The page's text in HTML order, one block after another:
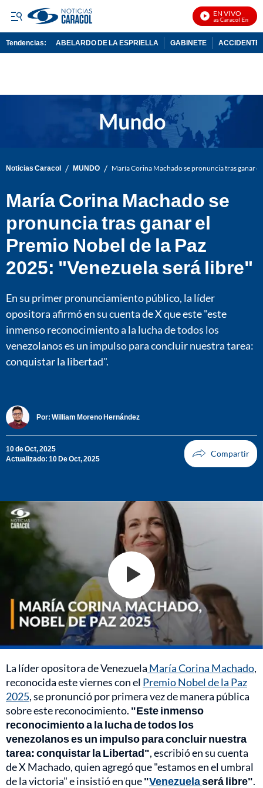
EN VIVO
Noticias Caracol En Vivo
Tendencias: ABELARDO DE LA ESPRIELLA GABINETE ACCIDENTE
Noticias Caracol / MUNDO / María Corina Machado se pronuncia tras ganar
María Corina Machado se
pronuncia tras ganar el
Premio Nobel de la Paz
2025: "Venezuela será libre"
En su primer pronunciamiento público, la líder
opositora afirmó en su cuenta de X que este "este
inmenso reconocimiento a la lucha de todos los
venezolanos es un impulso para concluir nuestra tarea:
conquistar la libertad".
Por: William Moreno Hernández
10 de Oct, 2025
Actualizado: 10 De Oct, 2025
La líder opositora de Venezuela María Corina Machado,
reconocida este viernes con el Premio Nobel de la Paz
2025, se pronunció por primera vez de manera pública
sobre este reconocimiento. "Este inmenso
reconocimiento a la lucha de todos los
venezolanos es un impulso para concluir nuestra
tarea: conquistar la Libertad", escribió en su cuenta
de X Machado, quien agregó que "estamos en el umbral
de la victoria" e insistió en que"Venezuelaserá libre".